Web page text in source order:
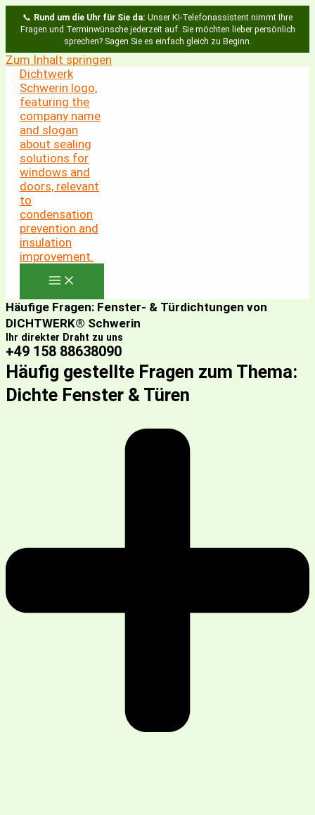
📞 Rund um die Uhr für Sie da: Unser KI-Telefonassistent nimmt Ihre
Fragen und Terminwünsche jederzeit auf. Sie möchten lieber persönlich
sprechen? Sagen Sie es einfach gleich zu Beginn.
Zum Inhalt springen
Häufige Fragen: Fenster- & Türdichtungen von
DICHTWERK® Schwerin
Ihr direkter Draht zu uns
+49 158 88638090
Häufig gestellte Fragen zum Thema:
Dichte Fenster & Türen